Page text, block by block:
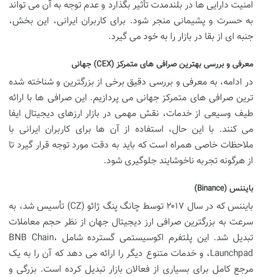
امنیت دارایی ها در بلندمدت تأثیر بگذارد و عدم توجه به آن می تواند
به حسرت و پشیمانی منجر شود. برای کاربران ایرانی، این بخش،
جنبه ای از بقا در بازار را به خود می گیرد.
معرفی و بررسی بهترین صرافی های متمرکز (CEX) جهانی
در ادامه، به معرفی و بررسی دقیق برخی از بزرگترین و شناخته شده
ترین صرافی های متمرکز جهانی می پردازیم. این صرافی ها با ارائه
طیف وسیعی از خدمات، نقش مهمی در بازار ارزهای دیجیتال ایفا
می کنند. با این حال، استفاده از آن ها برای کاربران ایرانی با
ملاحظات خاصی همراه است که باید به دقت مورد توجه قرار گیرد تا
از هرگونه تجربه ناخوشایند جلوگیری شود.
بایننس (Binance)
بایننس که در سال ۲۰۱۷ توسط چانگ پنگ ژائو (CZ) تأسیس شد، به
سرعت به بزرگترین صرافی ارز دیجیتال جهان از نظر حجم معاملات
تبدیل شد. این پلتفرم اکوسیستمی گسترده شامل BNB Chain،
Launchpad، و خدمات متنوع دیگر را ارائه می دهد که آن را به یک
مرجع کامل برای بسیاری از فعالان بازار تبدیل کرده است. بزرگی و